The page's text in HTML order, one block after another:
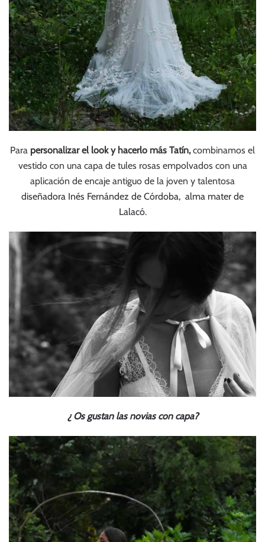
Para personalizar el look y hacerlo más Tatín,combinamos el
vestido con una capa de tules rosas empolvados con una
aplicación de encaje antiguo de la joven y talentosa
diseñadora Inés Fernández de Córdoba, alma mater de
Lalacó.
¿ Os gustan las novias con capa?